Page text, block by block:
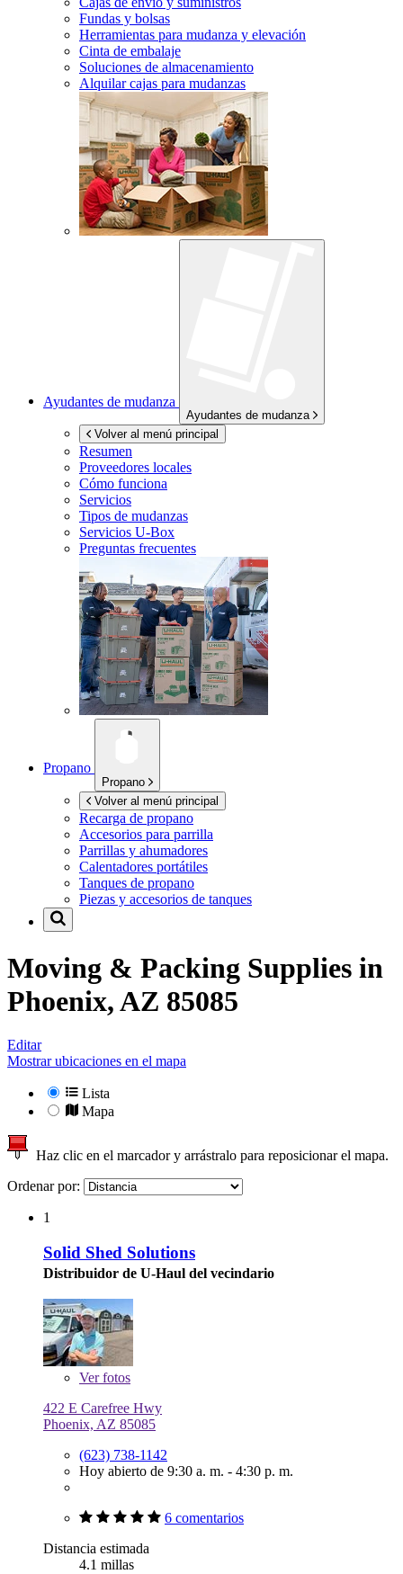
Fundas y bolsas
Herramientas para mudanza y elevación
Cinta de embalaje
Soluciones de almacenamiento
Alquilar cajas para mudanzas
Ayudantes de mudanza
Ayudantes de mudanza
Volver al menú principal
Resumen
Proveedores locales
Cómo funciona
Servicios
Tipos de mudanzas
Servicios U-Box
Preguntas frecuentes
Propano
Propano
Volver al menú principal
Recarga de propano
Accesorios para parrilla
Parrillas y ahumadores
Calentadores portátiles
Tanques de propano
Piezas y accesorios de tanques
Moving & Packing Supplies in
Phoenix, AZ 85085
Editar
Mostrar ubicaciones en el mapa
Lista
Mapa
Haz clic en el marcador y arrástralo para reposicionar el mapa.
Ordenar por:
1
Solid Shed Solutions
Distribuidor de U-Haul del vecindario
Verfotos
422 E Carefree Hwy
Phoenix, AZ 85085
(623) 738-1142
Hoy abierto de 9:30 a. m. - 4:30 p. m.
6 comentarios
Distancia estimada
4.1 millas